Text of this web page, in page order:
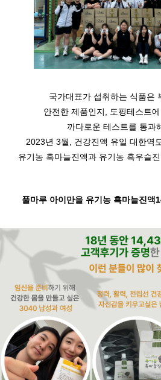
국가대표가 섭취하는 식품은
안전한 제품인지, 도핑테스트
까다로운 테스트를 통과
2023년 3월, 건강진액 유일 대한역
유기농 흑마늘진액과 유기농 흑우슬
풀마루 아이만을 유기농 흑마늘진액